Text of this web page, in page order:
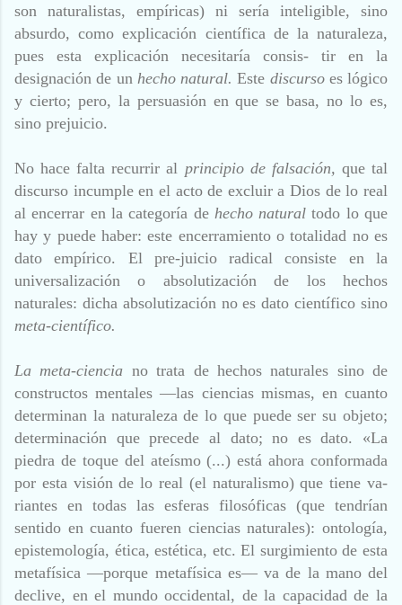
son naturalistas, empíricas) ni sería inteligible, sino
absurdo, como explicación científica de la naturaleza,
pues esta explicación necesitaría consis- tir en la
designación de un hecho natural.Este discurso es lógico
y cierto; pero, la persuasión en que se basa, no lo es,
sino prejuicio.
No hace falta recurrir al principio de falsación, que tal
discurso incumple en el acto de excluir a Dios de lo real
al encerrar en la categoría de hecho naturaltodo lo que
hay y puede haber: este encerramiento o totalidad no es
dato empírico. El pre-juicio radical consiste en la
universalización o absolutización de los hechos
naturales: dicha absolutización no es dato científico sino
meta-científico.
La meta-ciencia no trata de hechos naturales sino de
constructos mentales —las ciencias mismas, en cuanto
determinan la naturaleza de lo que puede ser su objeto;
determinación que precede al dato; no es dato. «La
piedra de toque del ateísmo (...) está ahora conformada
por esta visión de lo real (el naturalismo) que tiene va-
riantes en todas las esferas filosóficas (que tendrían
sentido en cuanto fueren ciencias naturales): ontología,
epistemología, ética, estética, etc. El surgimiento de esta
metafísica —porque metafísica es— va de la mano del
declive, en el mundo occidental, de la capacidad de la